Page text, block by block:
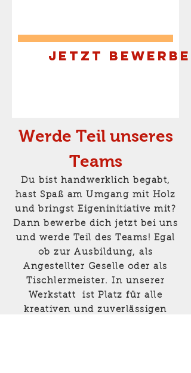
Jetzt
Werde Teil unseres
Teams
Du bist handwerklich begabt,
hast Spaß am Umgang mit Holz
und bringst Eigeninitiative mit?
Dann bewerbe dich jetzt bei uns
und werde Teil des Teams! Egal
ob zur Ausbildung, als
Angestellter Geselle oder als
Tischlermeister. In unserer
Werkstatt ist Platz für alle
kreativen und zuverlässigen